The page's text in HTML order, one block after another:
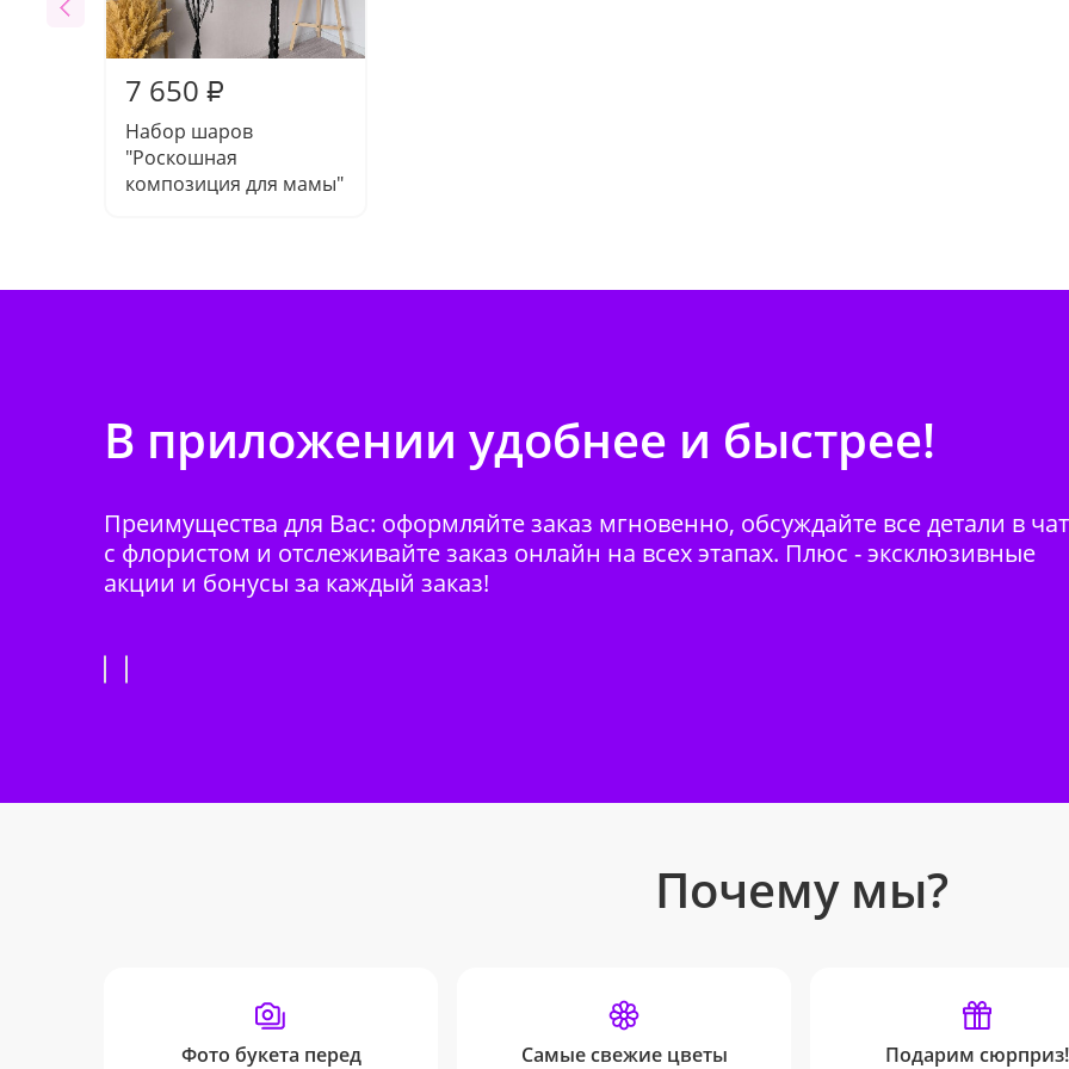
7 650 ₽
Набор шаров
"Роскошная
композиция для мамы"
В приложении удобнее и быстрее!
Преимущества для Вас: оформляйте заказ мгновенно, обсуждайте все детали в
с флористом и отслеживайте заказ онлайн на всех этапах. Плюс - эксклюзивные
акции и бонусы за каждый заказ!
Почему мы?
Фото букета перед
Самые свежие цветы Подарим сюрприз!